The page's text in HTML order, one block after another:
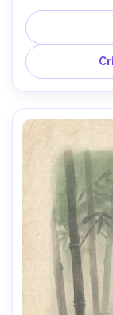
de céu pálido
blocos de
decorativo
de impressão
de campo